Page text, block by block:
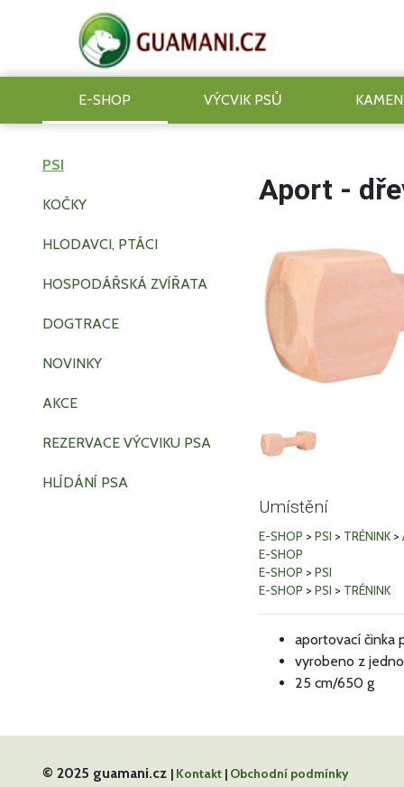
E-SHOP VÝCVIK PSŮ
PSI
KOČKY
HLODAVCI, PTÁCI
HOSPODÁŘSKÁ ZVÍŘATA
DOGTRACE
NOVINKY
AKCE
REZERVACE VÝCVIKU PSA
HLÍDÁNÍ PSA
Aport -
Umístění
E-SHOP > PSI > TRÉNINK >
E-SHOP
E-SHOP > PSI
E-SHOP > PSI > TRÉNINK
aportovací činka
vyrobeno z
25 cm/650 g
© 2025 guamani.cz | Kontakt | Obchodní podmínky